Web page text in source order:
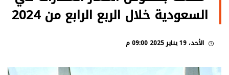
السعودية خلال الربع الرابع من 2024
الأحد، 19 يناير 2025 09:00 م